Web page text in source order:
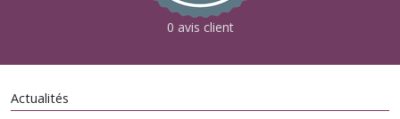
0 avis client
Actualités